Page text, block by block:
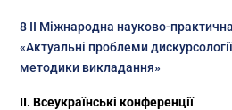
8 ІІ Міжнародна науково-
«Актуальні проблеми
методики викладання»
ІІ. Всеукраїнські конференції